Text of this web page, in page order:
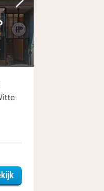
Volgende foto
Hotel Pantheon Palace